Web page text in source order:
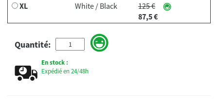
XL
White / Black
125 €
87,5 €
Quantité:
En stock :
Expédié en 24/48h